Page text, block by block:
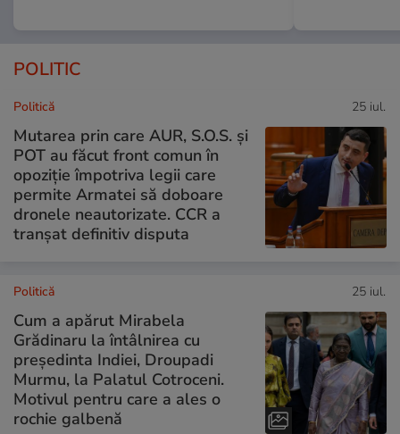
POLITIC
Politică 25 iul.
Mutarea prin care AUR, S.O.S. și
POT au făcut front comun în
opoziție împotriva legii care
permite Armatei să doboare
dronele neautorizate. CCR a
tranșat definitiv disputa
Politică 25 iul.
Cum a apărut Mirabela
Grădinaru la întâlnirea cu
președinta Indiei, Droupadi
Murmu, la Palatul Cotroceni.
Motivul pentru care a ales o
rochie galbenă